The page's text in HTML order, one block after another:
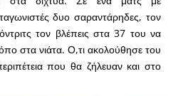
δυο σαραντάρηδες, τον
τον βλέπεις στα 37 του να
στα νιάτα. Ο,τι ακολούθησε του
που θα ζήλευαν και στο